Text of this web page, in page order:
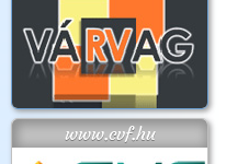
www.cvf.hu